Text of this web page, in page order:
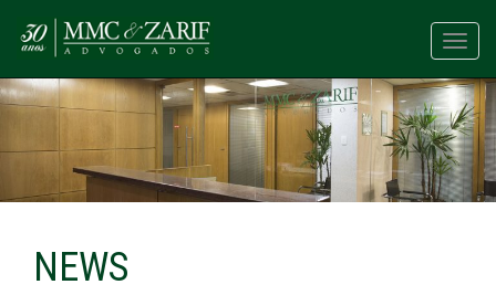
NEWS